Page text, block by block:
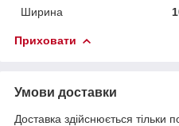
Ширина
Приховати
Умови доставки
Доставка здійснюється тільки